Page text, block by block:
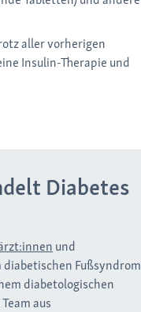
aller vorherigen
Insulin-Therapie und
Diabetes
und
Fußsyndrom
diabetologischen
aus